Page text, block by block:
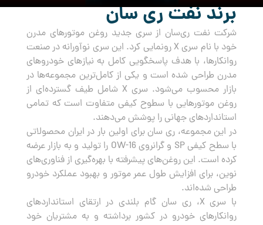
برند نفت ری سان
شرکت نفت ری‌سان از سری جدید روغن‌ موتورهای مدرن
خود با نام سری X رونمایی کرد. این سری نوآورانه در صنعت
روانکارها، با هدف پاسخگویی کامل به نیازهای خودروهای
مدرن طراحی شده است و یکی از کامل‌ترین مجموعه‌ها در
بازار محسوب می‌شود. سری X شامل طیف گسترده‌ای از
روغن‌ موتورهایی با سطوح کیفی متفاوت است که تمامی
استانداردهای جهانی را پوشش می‌دهند.
در این مجموعه، ری سان برای اولین بار در ایران محصولاتی
با سطح کیفی SP و گرانروی OW-16 را تولید و به بازار عرضه
کرده است. این روغن‌های پیشرفته با بهره‌گیری از فناوری‌های
نوین، برای افزایش طول عمر موتور و بهبود عملکرد خودرو
طراحی شده‌اند.
با سری X، ری سان گام بلندی در ارتقای استانداردهای
روانکارهای خودرو در کشور برداشته و به مشتریان خود